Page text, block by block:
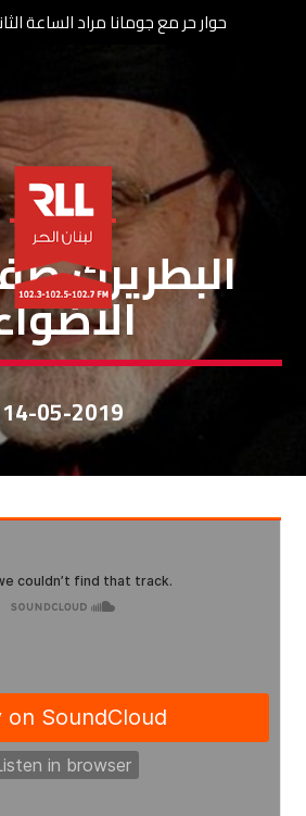
خاص لبنان الحرالبطريرك
14-05-2019
حوار حر مع جومانا مراد الساعة